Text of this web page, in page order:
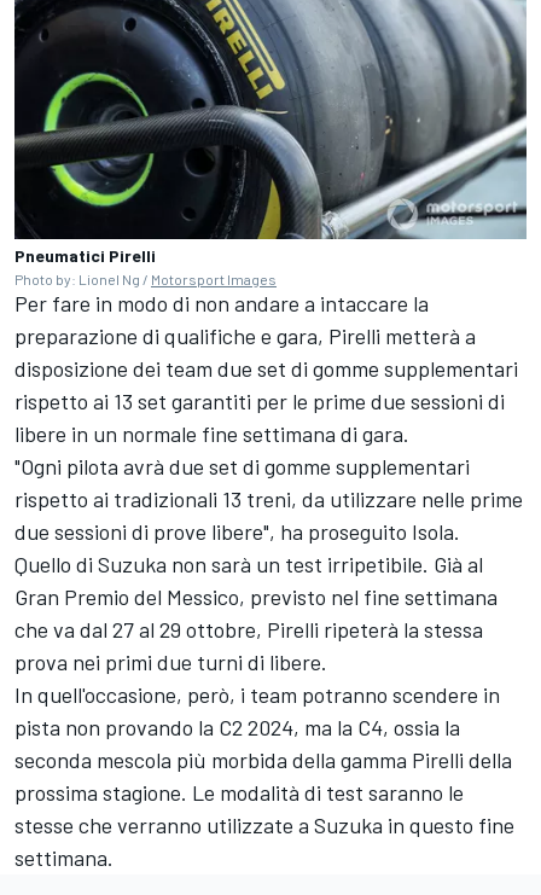
Pneumatici Pirelli
Photo by: Lionel Ng / Motorsport Images
Per fare in modo di non andare a intaccare la
preparazione di qualifiche e gara, Pirelli metterà a
disposizione dei team due set di gomme supplementari
rispetto ai 13 set garantiti per le prime due sessioni di
libere in un normale fine settimana di gara.
"Ogni pilota avrà due set di gomme supplementari
rispetto ai tradizionali 13 treni, da utilizzare nelle prime
due sessioni di prove libere", ha proseguito Isola.
Quello di Suzuka non sarà un test irripetibile. Già al
Gran Premio del Messico, previsto nel fine settimana
che va dal 27 al 29 ottobre, Pirelli ripeterà la stessa
prova nei primi due turni di libere.
In quell'occasione, però, i team potranno scendere in
pista non provando la C2 2024, ma la C4, ossia la
seconda mescola più morbida della gamma Pirelli della
prossima stagione. Le modalità di test saranno le
stesse che verranno utilizzate a Suzuka in questo fine
settimana.